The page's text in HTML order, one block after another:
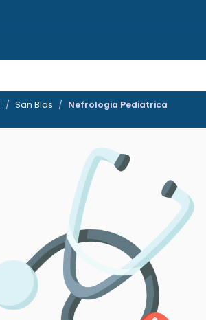
San Blas Nefrologia Pediatrica